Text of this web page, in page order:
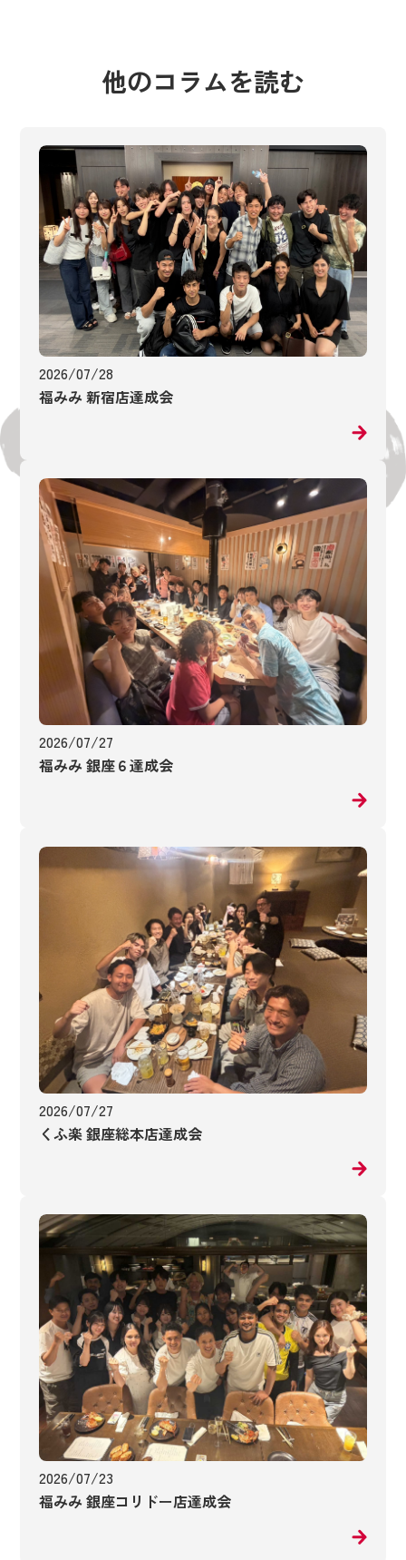
他のコラムを読む
2026/07/28
福みみ 新宿店達成会
2026/07/27
福みみ 銀座６達成会
2026/07/27
くふ楽 銀座総本店達成会
2026/07/23
福みみ 銀座コリドー店達成会